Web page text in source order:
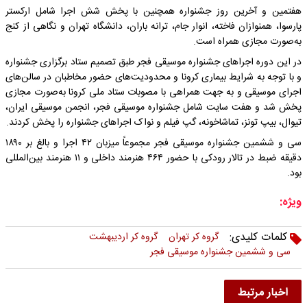
هفتمین و آخرین روز جشنواره همچنین با پخش شش اجرا شامل ارکستر
پارسوا، همنوازان فاخته، انوار جام، ترانه باران، دانشگاه تهران و نگاهی از کنج
به‌صورت مجازی همراه است.
در این دوره اجراهای جشنواره موسیقی فجر طبق تصمیم ستاد برگزاری جشنواره
و با توجه به شرایط بیماری کرونا و محدودیت‌های حضور مخاطبان در سالن‌های
اجرای موسیقی و به جهت همراهی با مصوبات ستاد ملی کرونا به‌صورت مجازی
پخش ‌شد و هفت سایت شامل جشنواره موسیقی فجر، انجمن موسیقی ایران،
تیوال، بیپ تونز، تماشاخونه، گپ فیلم و نواک اجراهای جشنواره را پخش کردند.
سی و ششمین جشنواره موسیقی فجر مجموعاً میزبان ۴۲ اجرا و بالغ بر ۱۸۹۰
دقیقه ضبط در تالار رودکی‌ با حضور ۴۶۴ هنرمند داخلی و ۱۱ هنرمند بین‌المللی
بود.
ویژه:
کلمات کلیدی:
گروه کر تهران
گروه کر اردیبهشت
سی و ششمین جشنواره موسیقی فجر
اخبار مرتبط